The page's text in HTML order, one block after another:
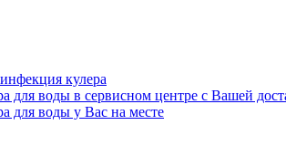
кулера
для воды в сервисном центре с Вашей
для воды у Вас на месте